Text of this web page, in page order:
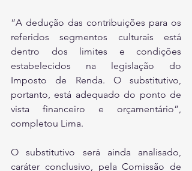
“A dedução das contribuições para os
referidos segmentos culturais está
dentro dos limites e condições
estabelecidos na legislação do
Imposto de Renda. O substitutivo,
portanto, está adequado do ponto de
vista financeiro e orçamentário”,
completou Lima.
O substitutivo será ainda analisado,
caráter conclusivo, pela Comissão de